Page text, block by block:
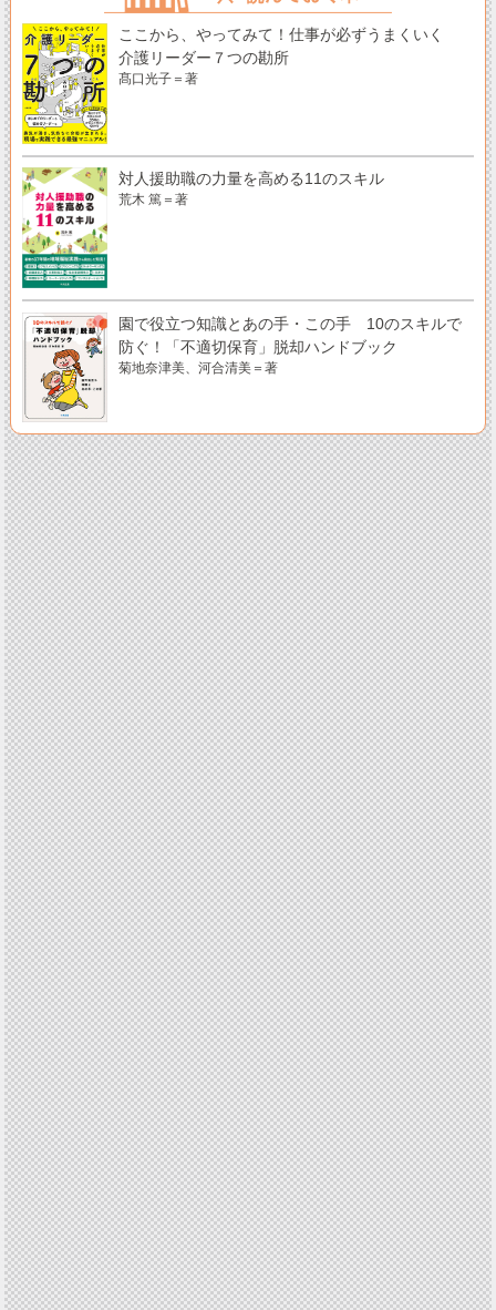
ここから、やってみて！仕事が必ずうまくいく
介護リーダー７つの勘所
髙口光子＝著
対人援助職の力量を高める11のスキル
荒木 篤＝著
園で役立つ知識とあの手・この手 10のスキルで
防ぐ！「不適切保育」脱却ハンドブック
菊地奈津美、河合清美＝著